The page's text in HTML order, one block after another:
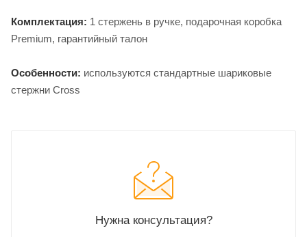
Комплектация: 1 стержень в ручке, подарочная коробка
Premium, гарантийный талон
Особенности: используются стандартные шариковые
стержни Cross
Нужна консультация?